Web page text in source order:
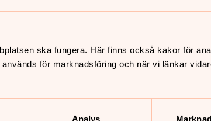
ska fungera. Här finns också kakor för
för marknadsföring och när vi länkar
Analys
Sorgegrupp för barn
Barn och ungdomar som har förlorat
sorgegrupp där man tillsammans
upplevelser och känslor.